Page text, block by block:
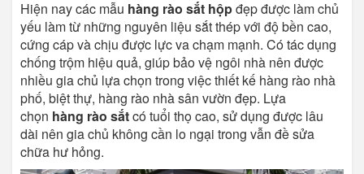
Hiện nay các mẫu hàng rào sắt hộpđẹp được làm chủ
yếu làm từ những nguyên liệu sắt thép với độ bền cao,
cứng cáp và chịu được lực va chạm mạnh. Có tác dụng
chống trộm hiệu quả, giúp bảo vệ ngôi nhà nên được
nhiều gia chủ lựa chọn trong việc thiết kế hàng rào nhà
phố, biệt thự, hàng rào nhà sân vườn đẹp. Lựa
chọn hàng rào sắtcó tuổi thọ cao, sử dụng được lâu
dài nên gia chủ không cần lo ngại trong vẫn đề sửa
chữa hư hỏng.